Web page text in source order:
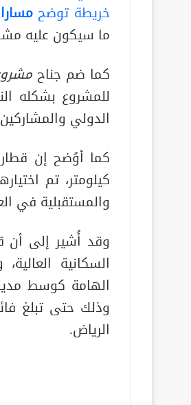
خريطة توضح
ما سيكون عليه
كما ضم جناح
للمشروع بشكله
الدولي
كيلومتر، تم
والمستقبلية في
السكانية
الهامة كوسط
وذلك حتى تبلغ
الرياض.